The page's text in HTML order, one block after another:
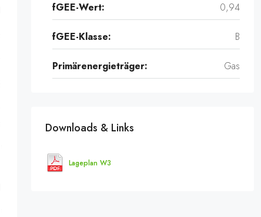
fGEE-Wert: 0,94
fGEE-Klasse: B
Primärenergieträger: Gas
Downloads & Links
Lageplan W3